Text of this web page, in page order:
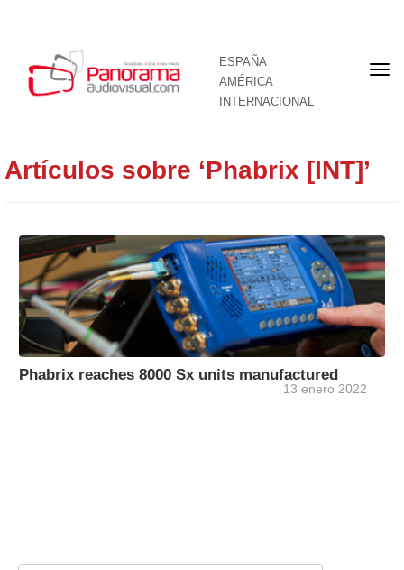
ESPAÑA
AMÉRICA
INTERNACIONAL
Artículos sobre ‘Phabrix [INT]’
Phabrix reaches 8000 Sx units manufactured
13 enero 2022